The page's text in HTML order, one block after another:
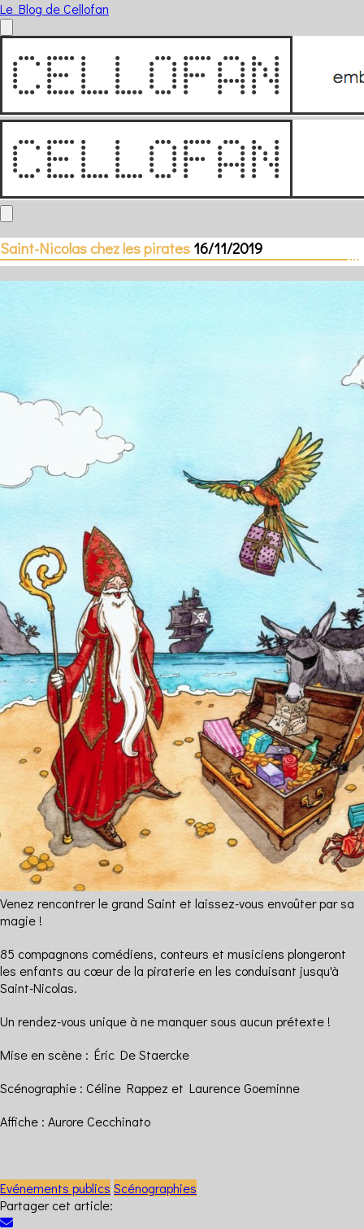
Le Blog de Cellofan
Saint-Nicolas chez les pirates 16/11/2019
Venez rencontrer le grand Saint et laissez-vous envoûter par sa
magie !
85 compagnons comédiens, conteurs et musiciens plongeront
les enfants au cœur de la piraterie en les conduisant jusqu'à
Saint-Nicolas.
Un rendez-vous unique à ne manquer sous aucun prétexte !
Mise en scène : Éric De Staercke
Scénographie : Céline Rappez et Laurence Goeminne
Affiche : Aurore Cecchinato
Evénements publics Scénographies
Partager cet article: